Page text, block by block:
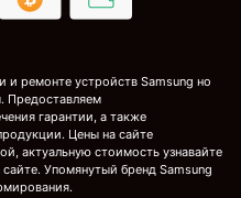
и ремонте устройств Samsung но
Предоставляем
гарантии, а также
Цены на сайте
актуальную стоимость узнавайте
Упомянутый бренд Samsung